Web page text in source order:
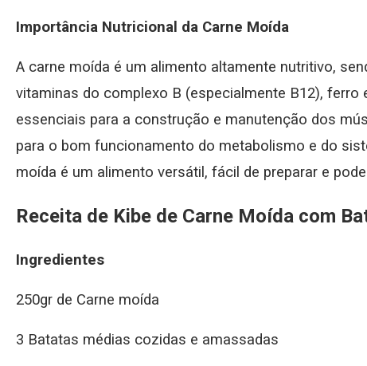
Importância Nutricional da Carne Moída
A carne moída é um alimento altamente nutritivo,
vitaminas do complexo B (especialmente B12), ferro
essenciais para a construção e manutenção dos
para o bom funcionamento do metabolismo e do
moída é um alimento versátil, fácil de preparar e
Receita de Kibe de Carne Moída com
Ingredientes
250gr de Carne moída
3 Batatas médias cozidas e amassadas